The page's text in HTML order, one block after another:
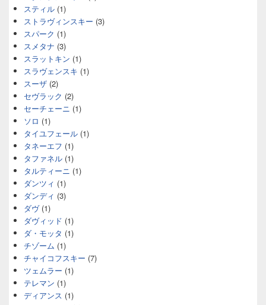
スティル (1)
ストラヴィンスキー (3)
スパーク (1)
スメタナ (3)
スラットキン (1)
スラヴェンスキ (1)
スーザ (2)
セヴラック (2)
セーチェーニ (1)
ソロ (1)
タイユフェール (1)
タネーエフ (1)
タファネル (1)
タルティーニ (1)
ダンツィ (1)
ダンディ (3)
ダヴ(1)
ダヴィッド (1)
ダ・モッタ (1)
チゾーム (1)
チャイコフスキー (7)
ツェムラー (1)
テレマン (1)
ディアンス (1)